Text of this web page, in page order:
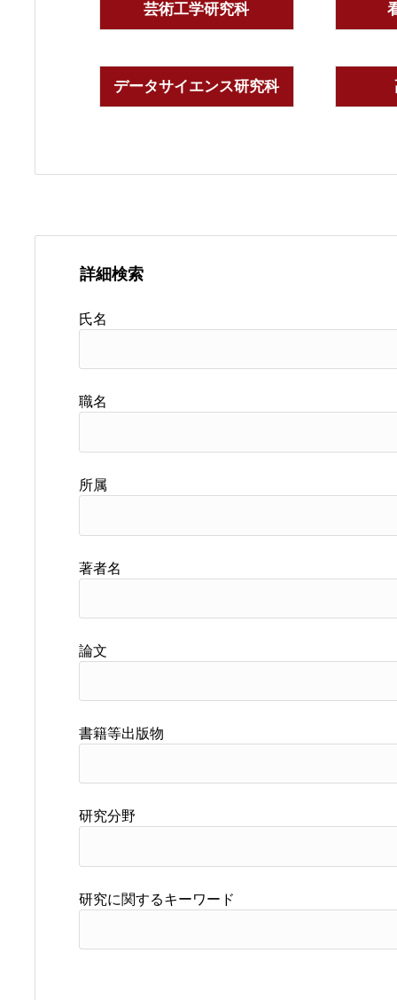
芸術工学研究科
データサイエンス研究科
詳細検索
氏名
職名
所属
著者名
論文
書籍等出版物
研究分野
研究に関するキーワード